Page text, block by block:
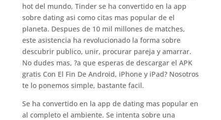
hot del mundo, Tinder se ha convertido en la app
sobre dating asi­ como citas mas popular de el
planeta. Despues de 10 mil millones de matches,
este asistencia ha revolucionado la forma sobre
descubrir publico, unir, procurar pareja y amarrar.
No dudes mas, ?a que esperas de descargar el APK
gratis Con El Fin De Android, iPhone y iPad?Nosotros
te lo ponemos simple, bastante facil.
Se ha convertido en la app de dating mas popular en
al completo el ambiente. Se intenta sobre una